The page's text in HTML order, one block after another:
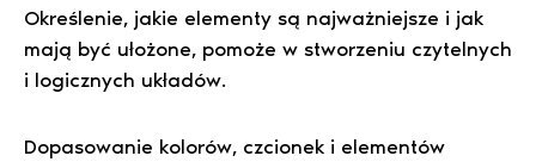
Określenie, jakie elementy są najważniejsze i jak
mają być ułożone, pomoże w stworzeniu czytelnych
i logicznych układów.
Dopasowanie kolorów, czcionek i elementów